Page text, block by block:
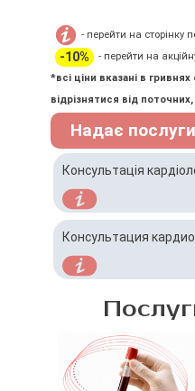
- перейти на сторінку
-10%
- перейти на
*всі ціни вказані в
відрізнятися від
Надає послуги
Консультація
Консультация